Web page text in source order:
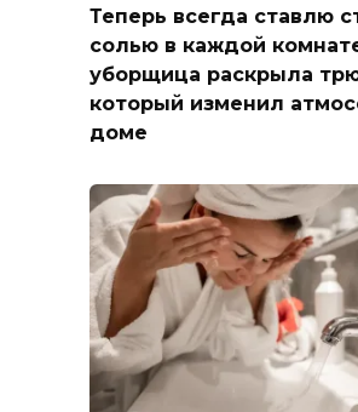
Теперь всегда ставлю
солью в каждой
уборщица раскрыла
который изменил
доме